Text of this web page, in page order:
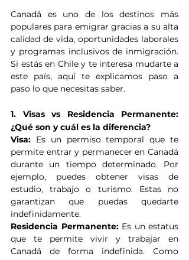
Canadá es uno de los destinos más
populares para emigrar gracias a su alta
calidad de vida, oportunidades laborales
y programas inclusivos de inmigración.
Si estás en Chile y te interesa mudarte a
este país, aquí te explicamos paso a
paso lo que necesitas saber.
1. Visas vs Residencia Permanente:
¿Qué son y cuál es la diferencia?
Visa: Es un permiso temporal que te
permite entrar y permanecer en Canadá
durante un tiempo determinado. Por
ejemplo, puedes obtener visas de
estudio, trabajo o turismo. Estas no
garantizan que puedas quedarte
indefinidamente.
Residencia Permanente: Es un estatus
que te permite vivir y trabajar en
Canadá de forma indefinida. Como